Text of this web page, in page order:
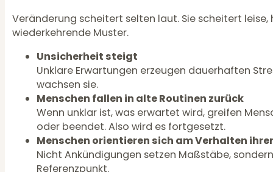
Veränderung scheitert selten laut. Sie scheitert
wiederkehrende Muster.
Unsicherheit steigt
Unklare Erwartungen erzeugen dauerhaften
wachsen sie.
Menschen fallen in alte Routinen zurück
Wenn unklar ist, was erwartet wird, greifen
oder beendet. Also wird es fortgesetzt.
Menschen orientieren sich am Verhalten
Nicht Ankündigungen setzen Maßstäbe,
Referenzpunkt.